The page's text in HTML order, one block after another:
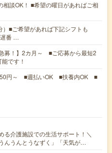
相談OK！ ■希望の曜日があればご相
■ご希望があれば下記シフトも
番 …
募！】2カ月～ ■ご応募から最短2
です！
円～ ■週払いOK ■扶養内OK ■
る介護施設での生活サポート！＼
んうんとうなずく」「天気が…